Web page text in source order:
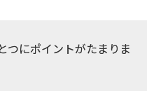
つにポイントがたまりま